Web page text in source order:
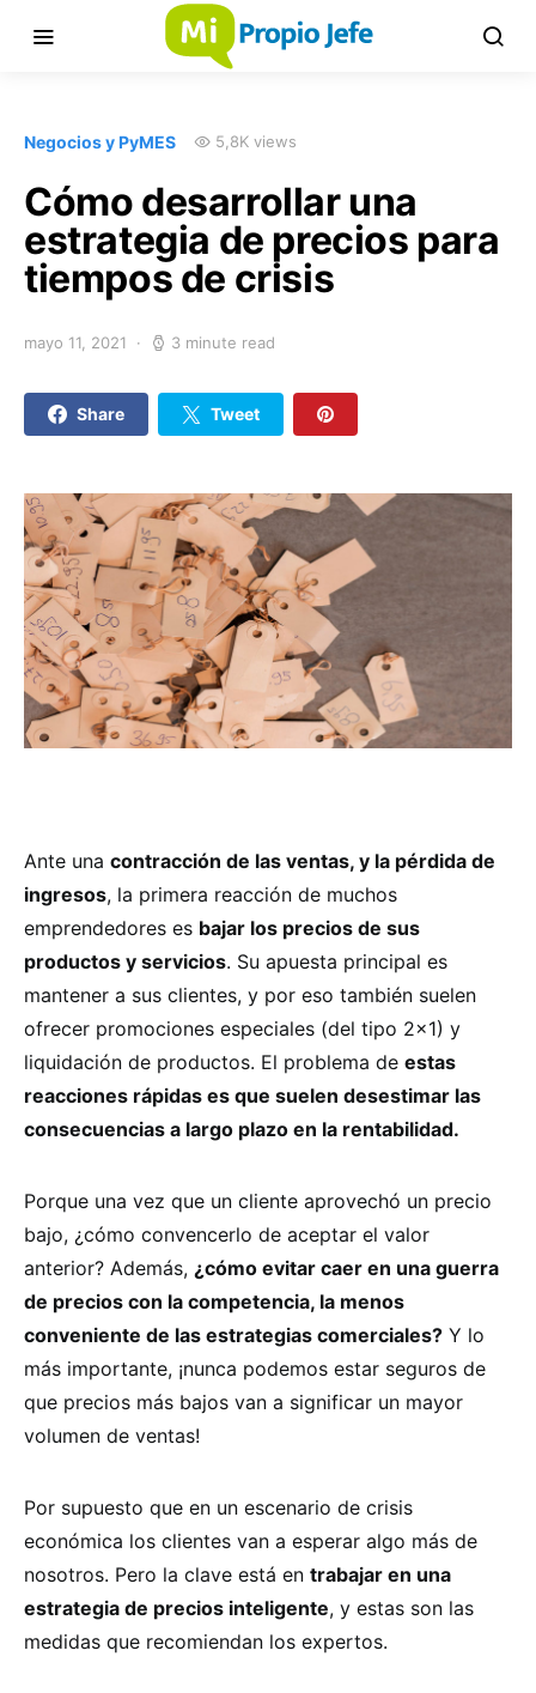
Negocios y PyMES 5,8K views
Cómo desarrollar una
estrategia de precios para
tiempos de crisis
mayo 11, 2021 3 minute read
Share Tweet
Ante una contracción de las ventas, y la pérdida de
ingresos, la primera reacción de muchos
emprendedores es bajar los precios de sus
productos y servicios. Su apuesta principal es
mantener a sus clientes, y por eso también suelen
ofrecer promociones especiales (del tipo 2×1) y
liquidación de productos. El problema de estas
reacciones rápidas es que suelen desestimar las
consecuencias a largo plazo en la rentabilidad.
Porque una vez que un cliente aprovechó un precio
bajo, ¿cómo convencerlo de aceptar el valor
anterior? Además, ¿cómo evitar caer en una guerra
de precios con la competencia, la menos
conveniente de las estrategias comerciales? Y lo
más importante, ¡nunca podemos estar seguros de
que precios más bajos van a significar un mayor
volumen de ventas!
Por supuesto que en un escenario de crisis
económica los clientes van a esperar algo más de
nosotros. Pero la clave está en trabajar en una
estrategia de precios inteligente, y estas son las
medidas que recomiendan los expertos.